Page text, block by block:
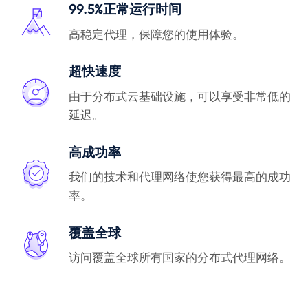
99.5%正常运行时间
高稳定代理，保障您的使用体验。
超快速度
由于分布式云基础设施，可以享受非常低的
延迟。
高成功率
我们的技术和代理网络使您获得最高的成功
率。
覆盖全球
访问覆盖全球所有国家的分布式代理网络。